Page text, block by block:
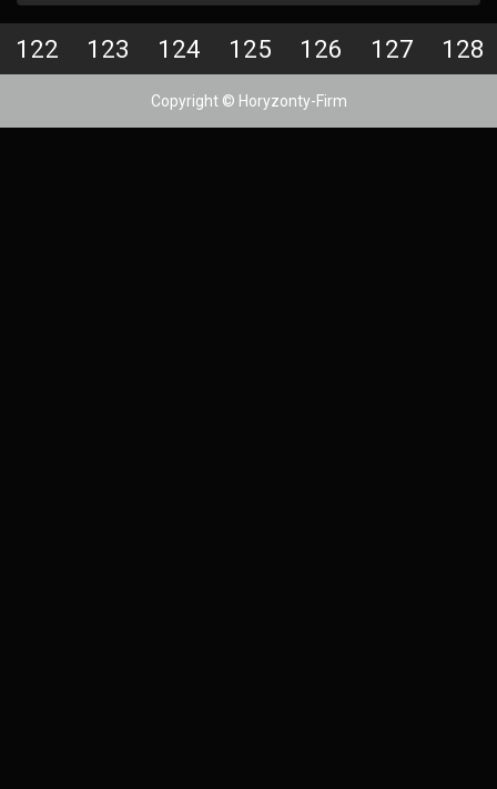
122 123 124 125 126 127 128
Copyright © Horyzonty-Firm